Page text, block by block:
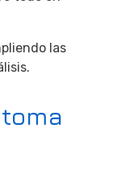
las